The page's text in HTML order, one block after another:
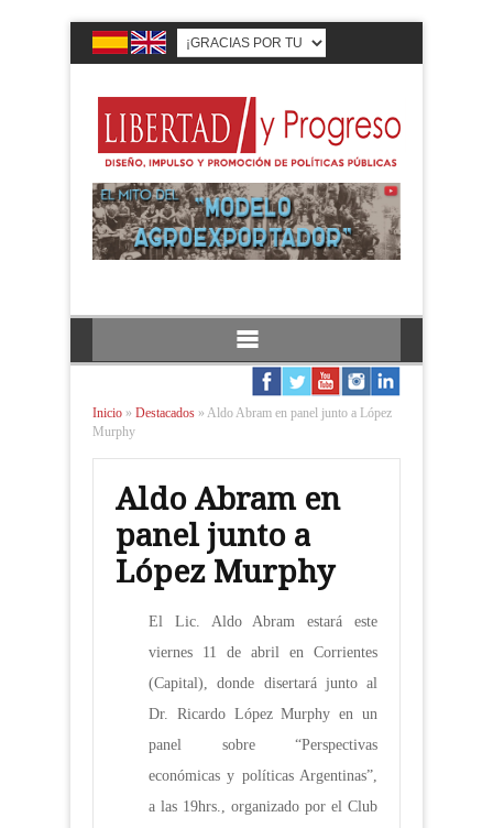
Inicio » Destacados » Aldo Abram en panel junto a López
Murphy
Aldo Abram en
panel junto a
López Murphy
El Lic. Aldo Abram estará este
viernes 11 de abril en Corrientes
(Capital), donde disertará junto al
Dr. Ricardo López Murphy en un
panel sobre “Perspectivas
económicas y políticas Argentinas”,
a las 19hrs., organizado por el Club